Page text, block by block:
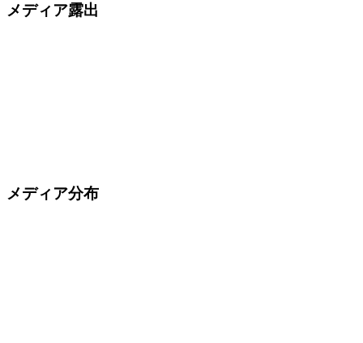
メディア露出
メディア分布